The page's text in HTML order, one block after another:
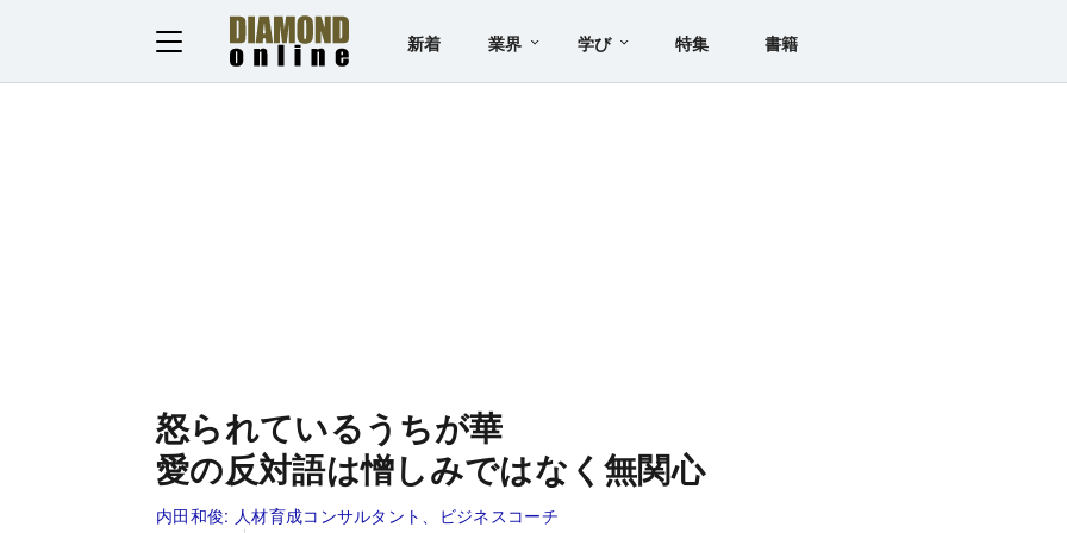
新着 業界 学び 特集 書籍
怒られているうちが華
愛の反対語は憎しみではなく無関心
内田和俊: 人材育成コンサルタント、ビジネスコーチ